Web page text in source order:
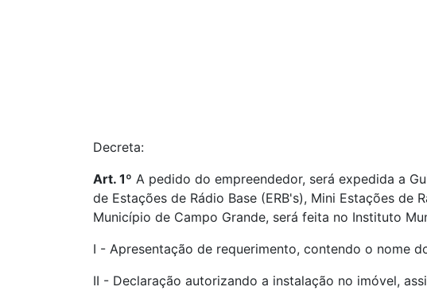
Decreta:
Art. 1º A pedido do empreendedor, será expedida a
de Estações de Rádio Base (ERB's), Mini Estações de
Município de Campo Grande, será feita no Instituto
I - Apresentação de requerimento, contendo o nome
II - Declaração autorizando a instalação no imóvel,